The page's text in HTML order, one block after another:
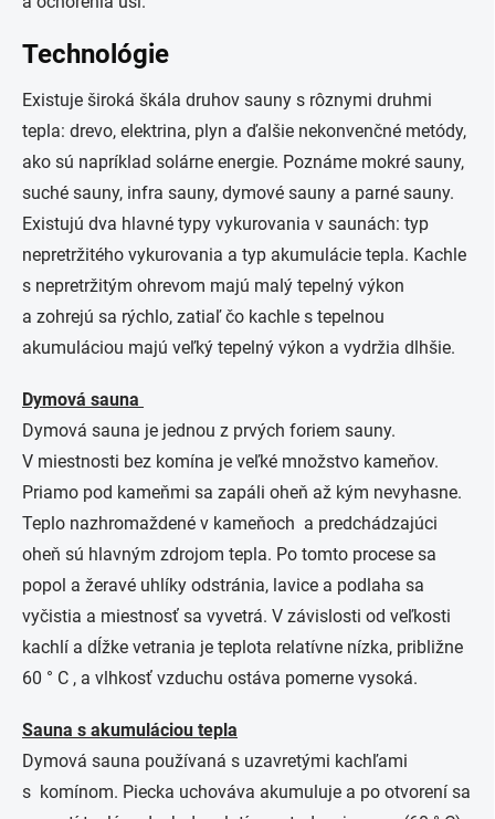
Technológie
Existuje široká škála druhov sauny s rôznymi druhmi
tepla: drevo, elektrina, plyn a ďalšie nekonvenčné metódy,
ako sú napríklad solárne energie. Poznáme mokré sauny,
suché sauny, infra sauny, dymové sauny a parné sauny.
Existujú dva hlavné typy vykurovania v saunách: typ
nepretržitého vykurovania a typ akumulácie tepla. Kachle
s nepretržitým ohrevom majú malý tepelný výkon
a zohrejú sa rýchlo, zatiaľ čo kachle s tepelnou
akumuláciou majú veľký tepelný výkon a vydržia dlhšie.
Dymová sauna
Dymová sauna je jednou z prvých foriem sauny.
V miestnosti bez komína je veľké množstvo kameňov.
Priamo pod kameňmi sa zapáli oheň až kým nevyhasne.
Teplo nazhromaždené v kameňoch a predchádzajúci
oheň sú hlavným zdrojom tepla. Po tomto procese sa
popol a žeravé uhlíky odstránia, lavice a podlaha sa
vyčistia a miestnosť sa vyvetrá. V závislosti od veľkosti
kachlí a dĺžke vetrania je teplota relatívne nízka, približne
60 ° C , a vlhkosť vzduchu ostáva pomerne vysoká.
Sauna s akumuláciou tepla
Dymová sauna používaná s uzavretými kachľami
s komínom. Piecka uchováva akumuluje a po otvorení sa